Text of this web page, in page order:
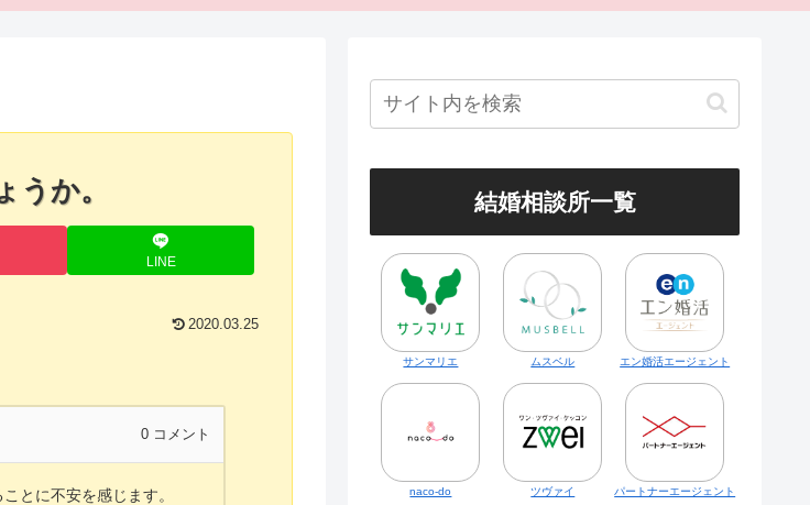
か。
LINE
2020.03.25
0 コメント
とに不安を感じます。
結婚相談所一覧
サンマリエ ムスベル エン婚活エージェント
naco-do ツヴァイ パートナーエージェント